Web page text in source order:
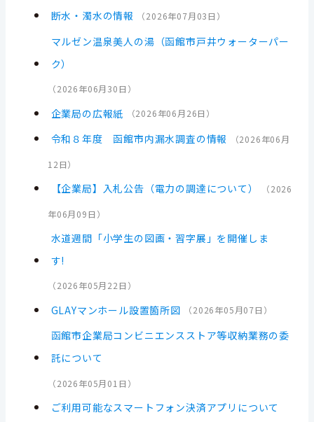
断水・濁水の情報 （2026年07月03日 ）
マルゼン温泉美人の湯（函館市戸井ウォーターパー
ク）
（2026年06月30日 ）
企業局の広報紙 （2026年06月26日 ）
令和８年度 函館市内漏水調査の情報 （2026年06月
12日）
【企業局】入札公告（電力の調達について） （2026
年06月09日 ）
水道週間「小学生の図画・習字展」を開催しま
す!
（2026年05月22日 ）
GLAYマンホール設置箇所図 （2026年05月07日 ）
函館市企業局コンビニエンスストア等収納業務の委
託について
（2026年05月01日 ）
ご利用可能なスマートフォン決済アプリについて